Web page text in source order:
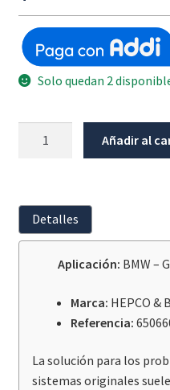
Solo quedan 2
Bmw
G650Gs
Añadir al
Detalles
Aplicación: BMW –
Marca: HEPCO &
Referencia:
La solución para los
sistemas originales